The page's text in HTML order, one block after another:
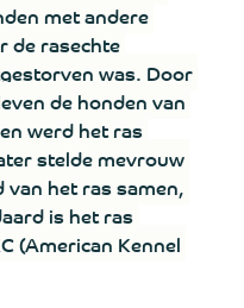
met andere
de rasechte
was. Door
de honden van
werd het ras
stelde mevrouw
het ras samen,
is het ras
(American Kennel